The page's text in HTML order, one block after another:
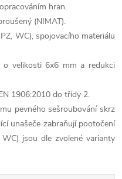
hran.
(NIMAT).
WC), spojovacího materiálu
o velikosti 6x6 mm a redukci
1906:2010 do třídy 2.
pevného sešroubování skrz
unašeče zabraňují pootočení
jsou dle zvolené varianty